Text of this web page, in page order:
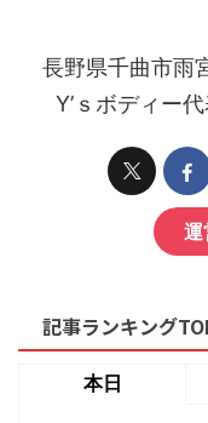
長野県千曲市雨
Y’ｓボディー
運
記事ランキング
本日